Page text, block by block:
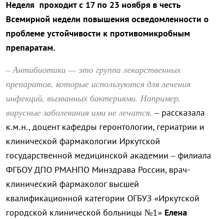
Неделя проходит с 17 по 23 ноября в честь
Всемирной недели повышения осведомленности о
проблеме устойчивости к противомикробным
препаратам.
– Антибиотики — это группа лекарственных
препаратов, которые используются для лечения
инфекций, вызванных бактериями. Например,
вирусные заболевания ими не лечатся, – рассказала
к.м.н., доцент кафедры геронтологии, гериатрии и
клинической фармакологии Иркутской
государственной медицинской академии – филиала
ФГБОУ ДПО РМАНПО Минздрава России, врач-
клинический фармаколог высшей
квалификационной категории ОГБУЗ «Иркутской
городской клинической больницы №1» Елена